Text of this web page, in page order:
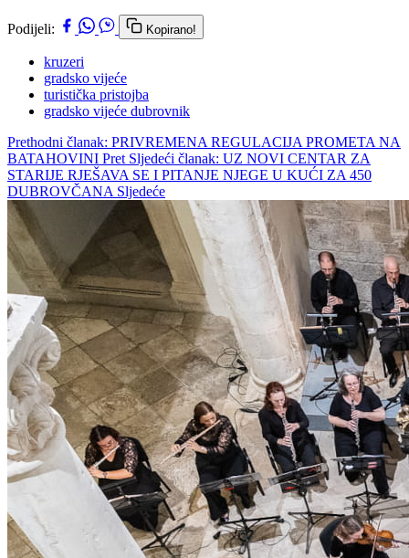
Podijeli: Kopirano!
kruzeri
gradsko vijeće
turistička pristojba
gradsko vijeće dubrovnik
Prethodni članak: PRIVREMENA REGULACIJA PROMETA NA
BATAHOVINI Pret Sljedeći članak: UZ NOVI CENTAR ZA
STARIJE RJEŠAVA SE I PITANJE NJEGE U KUĆI ZA 450
DUBROVČANA Sljedeće